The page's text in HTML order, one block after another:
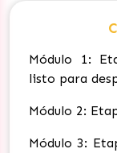
Módulo 1:
listo para
Módulo 2:
Módulo 3: